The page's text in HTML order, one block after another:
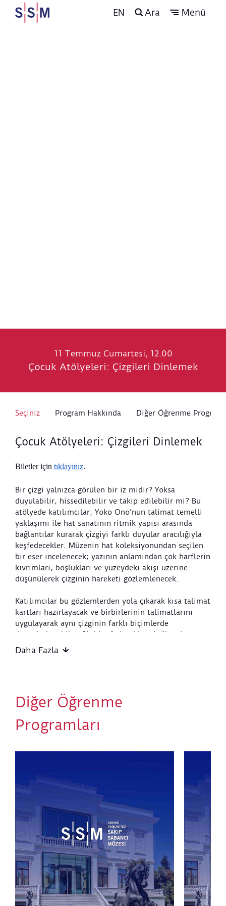
EN Ara Menü
11 Temmuz Cumartesi, 12.00
Çocuk Atölyeleri: Çizgileri Dinlemek
Seçiniz Program Hakkında Diğer Öğrenme
Çocuk Atölyeleri: Çizgileri Dinlemek
Biletler için tıklayınız.
Bir çizgi yalnızca görülen bir iz midir? Yoksa
duyulabilir, hissedilebilir ve takip edilebilir mi? Bu
atölyede katılımcılar, Yoko Ono’nun talimat temelli
yaklaşımı ile hat sanatının ritmik yapısı arasında
bağlantılar kurarak çizgiyi farklı duyular aracılığıyla
keşfedecekler. Müzenin hat koleksiyonundan seçilen
bir eser incelenecek; yazının anlamından çok harflerin
kıvrımları, boşlukları ve yüzeydeki akışı üzerine
düşünülerek çizginin hareketi gözlemlenecek.
Katılımcılar bu gözlemlerden yola çıkarak kısa talimat
kartları hazırlayacak ve birbirlerinin talimatlarını
uygulayarak aynı çizginin farklı biçimlerde
deneyimlenebileceğini keşfedecekler. Atölyenin
uygulama bölümünde ise büyük bir ortak yüzey
talimat kartları hem de ortak çalışma sergilenecek.
Böylece çizgi, yalnızca bakılan bir form olmaktan
çıkarak katılım ve deneyim yoluyla yeniden üretilen
yaşayan bir ifade alanına dönüşecek.
Etkinlik Bitiş Noktası:
Etkinlik Süresi:
90 dakika
Tasarlayan ve Uygulayan:SSM Öğrenme Ekibi –
Fatma Coşkuner
Atölye Kuralları:
Kayıt işleminin tamamlanması için QR kodlu biletin,
satın alma sırasında belirtilen e-posta adresine
ulaşmış olması gerekmektedir. QR kod e-postası
tarafınıza ulaşmadıysa kayıt tamamlanmamış sayılır.
Lütfen e-posta kutunuzu kontrol ediniz.
Belirtilen etkinlik saati, atölyenin başlama saatidir.
Daha Fazla
Diğer Öğrenme
Programları